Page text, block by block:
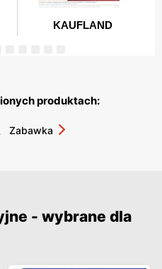
produktach:
Zabawka
- wybrane dla